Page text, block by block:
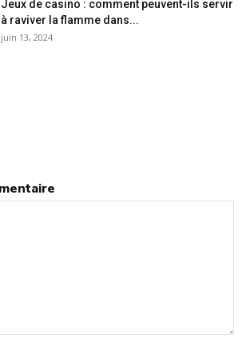
Jeux de casino : comment peuvent-ils servir
à raviver la flamme dans...
juin 13, 2024